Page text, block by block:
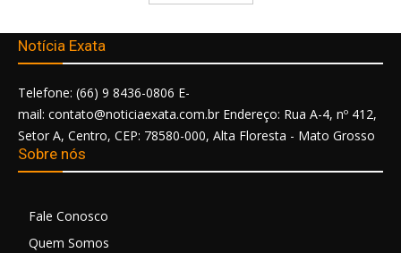
Notícia Exata
Telefone: (66) 9 8436-0806 E-
mail: contato@noticiaexata.com.br Endereço: Rua A-4, nº 412,
Setor A, Centro, CEP: 78580-000, Alta Floresta - Mato Grosso
Sobre nós
Fale Conosco
Quem Somos